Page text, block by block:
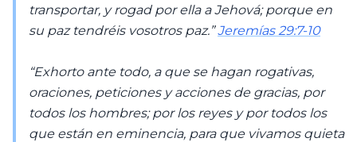
transportar, y rogad por ella a Jehová; porque en
su paz tendréis vosotros paz.”Jeremías 29:7-10
“Exhorto ante todo, a que se hagan rogativas,
oraciones, peticiones y acciones de gracias, por
todos los hombres; por los reyes y por todos los
que están en eminencia, para que vivamos quieta